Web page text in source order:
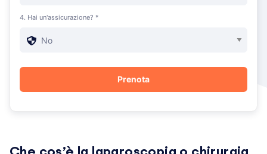
4. Hai un'assicurazione? *
Che cos’è la laparoscopia o chirurgia